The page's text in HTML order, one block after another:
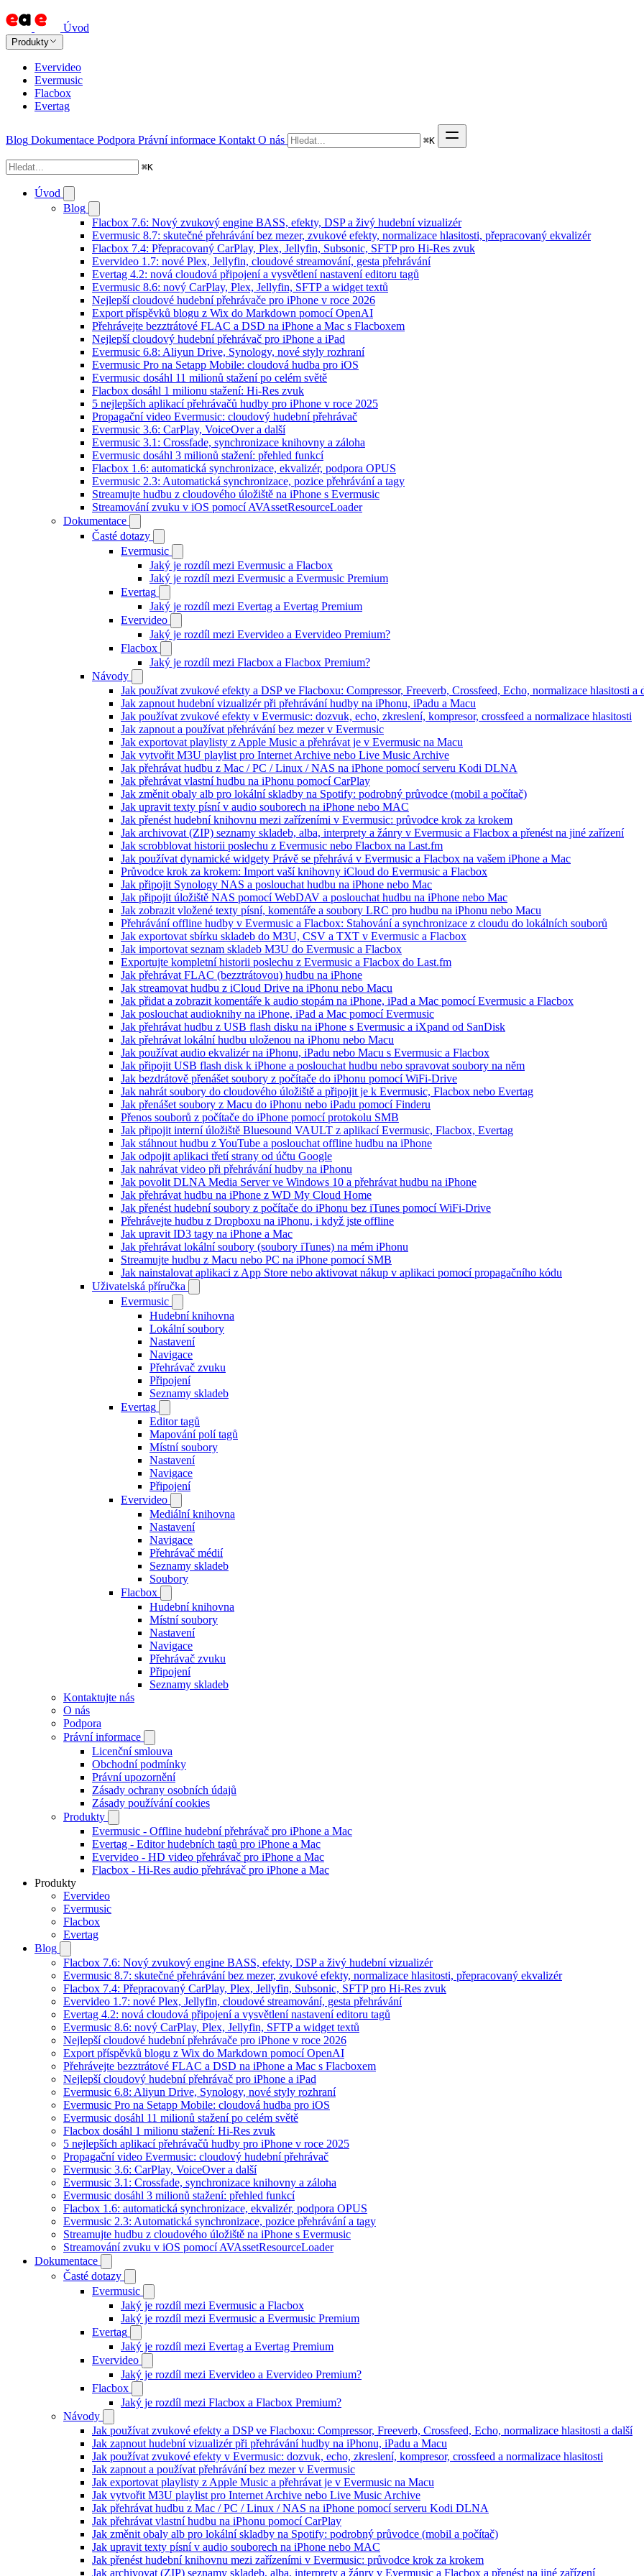
Úvod
Produkty
Evervideo
Evermusic
Flacbox
Evertag
Blog Dokumentace Podpora Právní informace Kontakt O nás ⌘K
⌘K
Úvod
Blog
Flacbox 7.6: Nový zvukový engine BASS, efekty, DSP a živý hudební vizualizér
Evermusic 8.7: skutečné přehrávání bez mezer, zvukové efekty, normalizace hlasitosti, přepracovaný ekvalizér
Flacbox 7.4: Přepracovaný CarPlay, Plex, Jellyfin, Subsonic, SFTP pro Hi-Res zvuk
Evervideo 1.7: nové Plex, Jellyfin, cloudové streamování, gesta přehrávání
Evertag 4.2: nová cloudová připojení a vysvětlení nastavení editoru tagů
Evermusic 8.6: nový CarPlay, Plex, Jellyfin, SFTP a widget textů
Nejlepší cloudové hudební přehrávače pro iPhone v roce 2026
Export příspěvků blogu z Wix do Markdown pomocí OpenAI
Přehrávejte bezztrátové FLAC a DSD na iPhone a Mac s Flacboxem
Nejlepší cloudový hudební přehrávač pro iPhone a iPad
Evermusic 6.8: Aliyun Drive, Synology, nové styly rozhraní
Evermusic Pro na Setapp Mobile: cloudová hudba pro iOS
Evermusic dosáhl 11 milionů stažení po celém světě
Flacbox dosáhl 1 milionu stažení: Hi-Res zvuk
5 nejlepších aplikací přehrávačů hudby pro iPhone v roce 2025
Propagační video Evermusic: cloudový hudební přehrávač
Evermusic 3.6: CarPlay, VoiceOver a další
Evermusic 3.1: Crossfade, synchronizace knihovny a záloha
Evermusic dosáhl 3 milionů stažení: přehled funkcí
Flacbox 1.6: automatická synchronizace, ekvalizér, podpora OPUS
Evermusic 2.3: Automatická synchronizace, pozice přehrávání a tagy
Streamujte hudbu z cloudového úložiště na iPhone s Evermusic
Streamování zvuku v iOS pomocí AVAssetResourceLoader
Dokumentace
Časté dotazy
Evermusic
Jaký je rozdíl mezi Evermusic a Flacbox
Jaký je rozdíl mezi Evermusic a Evermusic Premium
Evertag
Jaký je rozdíl mezi Evertag a Evertag Premium
Evervideo
Jaký je rozdíl mezi Evervideo a Evervideo Premium?
Flacbox
Jaký je rozdíl mezi Flacbox a Flacbox Premium?
Návody
Jak používat zvukové efekty a DSP ve Flacboxu: Compressor, Freeverb, Crossfeed, Echo, normalizace hlasitosti a
Jak zapnout hudební vizualizér při přehrávání hudby na iPhonu, iPadu a Macu
Jak používat zvukové efekty v Evermusic: dozvuk, echo, zkreslení, kompresor, crossfeed a normalizace hlasitosti
Jak zapnout a používat přehrávání bez mezer v Evermusic
Jak exportovat playlisty z Apple Music a přehrávat je v Evermusic na Macu
Jak vytvořit M3U playlist pro Internet Archive nebo Live Music Archive
Jak přehrávat hudbu z Mac / PC / Linux / NAS na iPhone pomocí serveru Kodi DLNA
Jak přehrávat vlastní hudbu na iPhonu pomocí CarPlay
Jak změnit obaly alb pro lokální skladby na Spotify: podrobný průvodce (mobil a počítač)
Jak upravit texty písní v audio souborech na iPhone nebo MAC
Jak přenést hudební knihovnu mezi zařízeními v Evermusic: průvodce krok za krokem
Jak archivovat (ZIP) seznamy skladeb, alba, interprety a žánry v Evermusic a Flacbox a přenést na jiné zařízení
Jak scrobblovat historii poslechu z Evermusic nebo Flacbox na Last.fm
Jak používat dynamické widgety Právě se přehrává v Evermusic a Flacbox na vašem iPhone a Mac
Průvodce krok za krokem: Import vaší knihovny iCloud do Evermusic a Flacbox
Jak připojit Synology NAS a poslouchat hudbu na iPhone nebo Mac
Jak připojit úložiště NAS pomocí WebDAV a poslouchat hudbu na iPhone nebo Mac
Jak zobrazit vložené texty písní, komentáře a soubory LRC pro hudbu na iPhonu nebo Macu
Přehrávání offline hudby v Evermusic a Flacbox: Stahování a synchronizace z cloudu do lokálních souborů
Jak exportovat sbírku skladeb do M3U, CSV a TXT v Evermusic a Flacbox
Jak importovat seznam skladeb M3U do Evermusic a Flacbox
Exportujte kompletní historii poslechu z Evermusic a Flacbox do Last.fm
Jak přehrávat FLAC (bezztrátovou) hudbu na iPhone
Jak streamovat hudbu z iCloud Drive na iPhonu nebo Macu
Jak přidat a zobrazit komentáře k audio stopám na iPhone, iPad a Mac pomocí Evermusic a Flacbox
Jak poslouchat audioknihy na iPhone, iPad a Mac pomocí Evermusic
Jak přehrávat hudbu z USB flash disku na iPhone s Evermusic a iXpand od SanDisk
Jak přehrávat lokální hudbu uloženou na iPhonu nebo Macu
Jak používat audio ekvalizér na iPhonu, iPadu nebo Macu s Evermusic a Flacbox
Jak připojit USB flash disk k iPhone a poslouchat hudbu nebo spravovat soubory na něm
Jak bezdrátově přenášet soubory z počítače do iPhonu pomocí WiFi-Drive
Jak nahrát soubory do cloudového úložiště a připojit je k Evermusic, Flacbox nebo Evertag
Jak přenášet soubory z Macu do iPhonu nebo iPadu pomocí Finderu
Přenos souborů z počítače do iPhone pomocí protokolu SMB
Jak připojit interní úložiště Bluesound VAULT z aplikací Evermusic, Flacbox, Evertag
Jak stáhnout hudbu z YouTube a poslouchat offline hudbu na iPhone
Jak odpojit aplikaci třetí strany od účtu Google
Jak nahrávat video při přehrávání hudby na iPhonu
Jak povolit DLNA Media Server ve Windows 10 a přehrávat hudbu na iPhone
Jak přehrávat hudbu na iPhone z WD My Cloud Home
Jak přenést hudební soubory z počítače do iPhonu bez iTunes pomocí WiFi-Drive
Přehrávejte hudbu z Dropboxu na iPhonu, i když jste offline
Jak upravit ID3 tagy na iPhone a Mac
Jak přehrávat lokální soubory (soubory iTunes) na mém iPhonu
Streamujte hudbu z Macu nebo PC na iPhone pomocí SMB
Jak nainstalovat aplikaci z App Store nebo aktivovat nákup v aplikaci pomocí propagačního kódu
Uživatelská příručka
Evermusic
Hudební knihovna
Lokální soubory
Nastavení
Navigace
Přehrávač zvuku
Připojení
Seznamy skladeb
Evertag
Editor tagů
Mapování polí tagů
Místní soubory
Nastavení
Navigace
Připojení
Evervideo
Mediální knihovna
Nastavení
Navigace
Přehrávač médií
Seznamy skladeb
Soubory
Flacbox
Hudební knihovna
Místní soubory
Nastavení
Navigace
Přehrávač zvuku
Připojení
Seznamy skladeb
Kontaktujte nás
O nás
Podpora
Právní informace
Licenční smlouva
Obchodní podmínky
Právní upozornění
Zásady ochrany osobních údajů
Zásady používání cookies
Produkty
Evermusic - Offline hudební přehrávač pro iPhone a Mac
Evertag - Editor hudebních tagů pro iPhone a Mac
Evervideo - HD video přehrávač pro iPhone a Mac
Flacbox - Hi-Res audio přehrávač pro iPhone a Mac
Produkty
Evervideo
Evermusic
Flacbox
Evertag
Blog
Flacbox 7.6: Nový zvukový engine BASS, efekty, DSP a živý hudební vizualizér
Evermusic 8.7: skutečné přehrávání bez mezer, zvukové efekty, normalizace hlasitosti, přepracovaný ekvalizér
Flacbox 7.4: Přepracovaný CarPlay, Plex, Jellyfin, Subsonic, SFTP pro Hi-Res zvuk
Evervideo 1.7: nové Plex, Jellyfin, cloudové streamování, gesta přehrávání
Evertag 4.2: nová cloudová připojení a vysvětlení nastavení editoru tagů
Evermusic 8.6: nový CarPlay, Plex, Jellyfin, SFTP a widget textů
Nejlepší cloudové hudební přehrávače pro iPhone v roce 2026
Export příspěvků blogu z Wix do Markdown pomocí OpenAI
Přehrávejte bezztrátové FLAC a DSD na iPhone a Mac s Flacboxem
Nejlepší cloudový hudební přehrávač pro iPhone a iPad
Evermusic 6.8: Aliyun Drive, Synology, nové styly rozhraní
Evermusic Pro na Setapp Mobile: cloudová hudba pro iOS
Evermusic dosáhl 11 milionů stažení po celém světě
Flacbox dosáhl 1 milionu stažení: Hi-Res zvuk
5 nejlepších aplikací přehrávačů hudby pro iPhone v roce 2025
Propagační video Evermusic: cloudový hudební přehrávač
Evermusic 3.6: CarPlay, VoiceOver a další
Evermusic 3.1: Crossfade, synchronizace knihovny a záloha
Evermusic dosáhl 3 milionů stažení: přehled funkcí
Flacbox 1.6: automatická synchronizace, ekvalizér, podpora OPUS
Evermusic 2.3: Automatická synchronizace, pozice přehrávání a tagy
Streamujte hudbu z cloudového úložiště na iPhone s Evermusic
Streamování zvuku v iOS pomocí AVAssetResourceLoader
Dokumentace
Časté dotazy
Evermusic
Jaký je rozdíl mezi Evermusic a Flacbox
Jaký je rozdíl mezi Evermusic a Evermusic Premium
Evertag
Jaký je rozdíl mezi Evertag a Evertag Premium
Evervideo
Jaký je rozdíl mezi Evervideo a Evervideo Premium?
Flacbox
Jaký je rozdíl mezi Flacbox a Flacbox Premium?
Návody
Jak používat zvukové efekty a DSP ve Flacboxu: Compressor, Freeverb, Crossfeed, Echo, normalizace hlasitosti a další
Jak zapnout hudební vizualizér při přehrávání hudby na iPhonu, iPadu a Macu
Jak používat zvukové efekty v Evermusic: dozvuk, echo, zkreslení, kompresor, crossfeed a normalizace hlasitosti
Jak zapnout a používat přehrávání bez mezer v Evermusic
Jak exportovat playlisty z Apple Music a přehrávat je v Evermusic na Macu
Jak vytvořit M3U playlist pro Internet Archive nebo Live Music Archive
Jak přehrávat hudbu z Mac / PC / Linux / NAS na iPhone pomocí serveru Kodi DLNA
Jak přehrávat vlastní hudbu na iPhonu pomocí CarPlay
Jak změnit obaly alb pro lokální skladby na Spotify: podrobný průvodce (mobil a počítač)
Jak upravit texty písní v audio souborech na iPhone nebo MAC
Jak přenést hudební knihovnu mezi zařízeními v Evermusic: průvodce krok za krokem
Jak archivovat (ZIP) seznamy skladeb, alba, interprety a žánry v Evermusic a Flacbox a přenést na jiné zařízení